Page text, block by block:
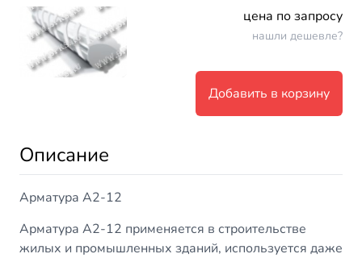
цена по запросу
нашли дешевле?
Добавить в корзину
Описание
Арматура А2-12
Арматура А2-12 применяется в строительстве
жилых и промышленных зданий, используется даже